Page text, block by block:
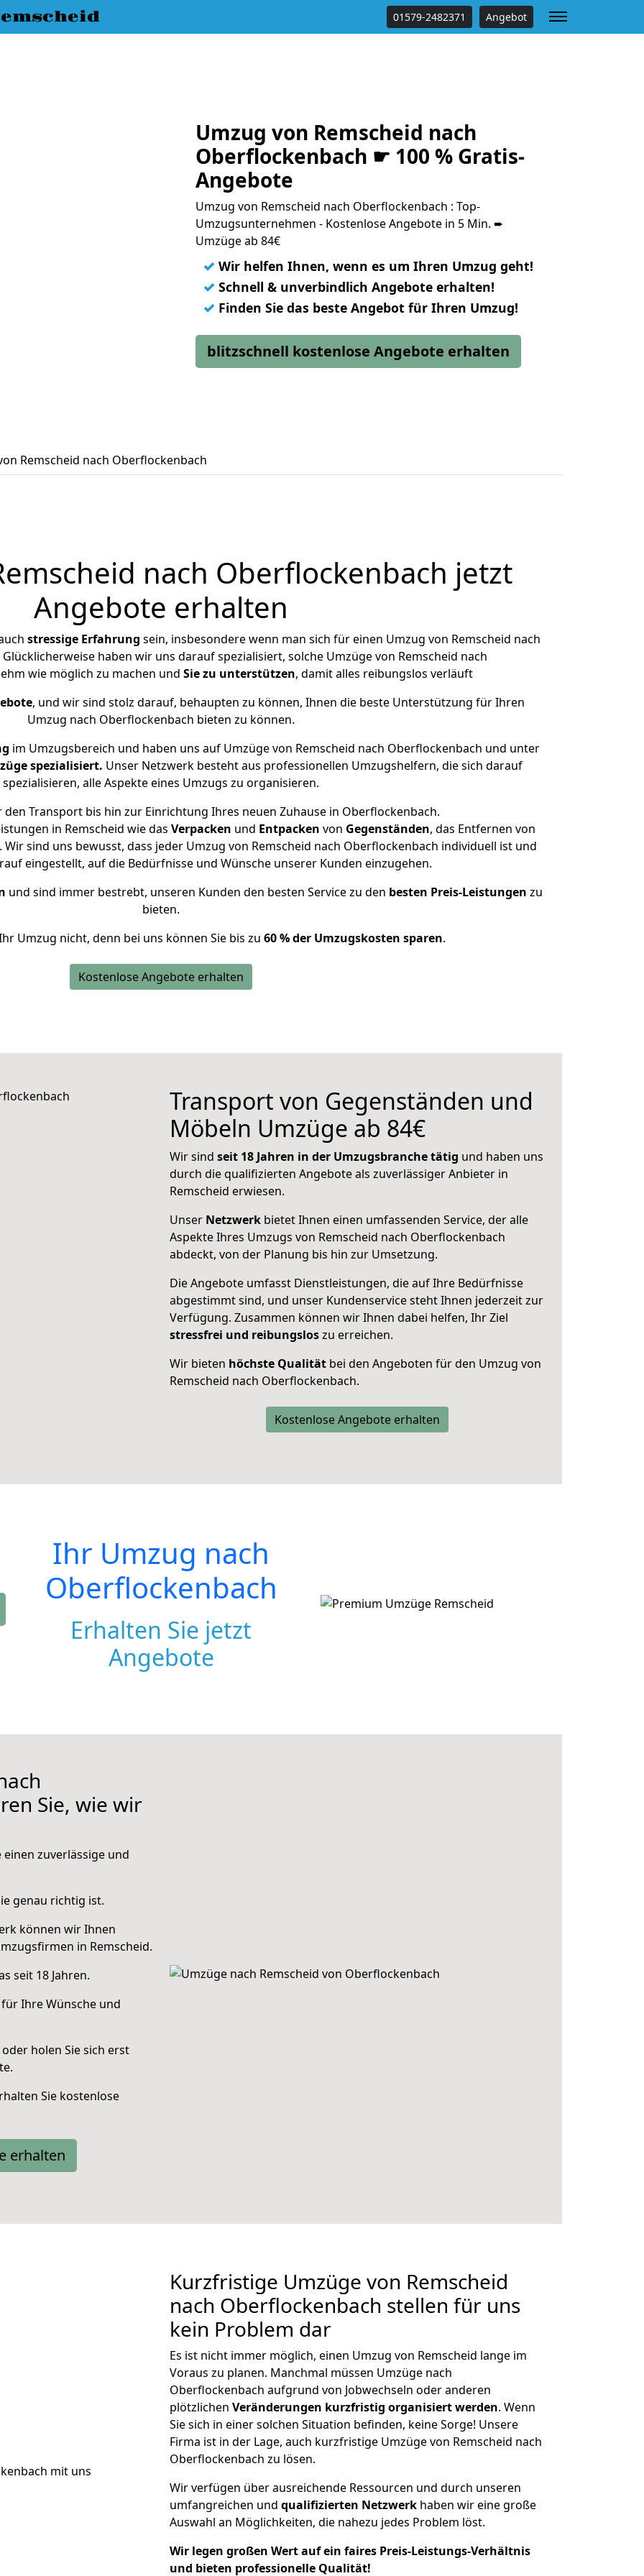
01579-2482371 Angebot
Umzug von Remscheid nach
Oberflockenbach ☛ 100 % Gratis-
Angebote
Umzug von Remscheid nach Oberflockenbach : Top-
Umzugsunternehmen - Kostenlose Angebote in 5 Min. ➨
Umzüge ab 84€
✓ Wir helfen Ihnen, wenn es um Ihren Umzug geht!
✓ Schnell & unverbindlich Angebote erhalten!
✓ Finden Sie das beste Angebot für Ihren Umzug!
blitzschnell kostenlose Angebote erhalten
Remscheid nach Oberflockenbach
nach Oberflockenbach jetzt
Angebote erhalten
stressige Erfahrung sein, insbesondere wenn man sich für einen Umzug von Remscheid nach
haben wir uns darauf spezialisiert, solche Umzüge von Remscheid nach
wie möglich zu machen und Sie zu unterstützen, damit alles reibungslos verläuft
, und wir sind stolz darauf, behaupten zu können, Ihnen die beste Unterstützung für Ihren
Umzug nach Oberflockenbach bieten zu können.
im Umzugsbereich und haben uns auf Umzüge von Remscheid nach Oberflockenbach und unter
spezialisiert. Unser Netzwerk besteht aus professionellen Umzugshelfern, die sich darauf
spezialisieren, alle Aspekte eines Umzugs zu organisieren.
Transport bis hin zur Einrichtung Ihres neuen Zuhause in Oberflockenbach.
in Remscheid wie das Verpacken und Entpacken von Gegenständen, das Entfernen von
sind uns bewusst, dass jeder Umzug von Remscheid nach Oberflockenbach individuell ist und
eingestellt, auf die Bedürfnisse und Wünsche unserer Kunden einzugehen.
und sind immer bestrebt, unseren Kunden den besten Service zu den besten Preis-Leistungen zu
bieten.
Umzug nicht, denn bei uns können Sie bis zu 60 % der Umzugskosten sparen.
Kostenlose Angebote erhalten
Transport von Gegenständen und
Möbeln Umzüge ab 84€
Wir sind seit 18 Jahren in der Umzugsbranche tätig und haben uns
durch die qualifizierten Angebote als zuverlässiger Anbieter in
Remscheid erwiesen.
Unser Netzwerk bietet Ihnen einen umfassenden Service, der alle
Aspekte Ihres Umzugs von Remscheid nach Oberflockenbach
abdeckt, von der Planung bis hin zur Umsetzung.
Die Angebote umfasst Dienstleistungen, die auf Ihre Bedürfnisse
abgestimmt sind, und unser Kundenservice steht Ihnen jederzeit zur
Verfügung. Zusammen können wir Ihnen dabei helfen, Ihr Ziel
stressfrei und reibungsloszu erreichen.
Wir bieten höchste Qualität bei den Angeboten für den Umzug von
Remscheid nach Oberflockenbach.
Kostenlose Angebote erhalten
Ihr Umzug nach
Oberflockenbach
Erhalten Sie jetzt
Angebote
Sie, wie wir
einen zuverlässige und
genau richtig ist.
können wir Ihnen
in Remscheid.
seit 18 Jahren.
Ihre Wünsche und
holen Sie sich erst
Sie kostenlose
erhalten
Kurzfristige Umzüge von Remscheid
nach Oberflockenbach stellen für uns
kein Problem dar
Es ist nicht immer möglich, einen Umzug von Remscheid lange im
Voraus zu planen. Manchmal müssen Umzüge nach
Oberflockenbach aufgrund von Jobwechseln oder anderen
plötzlichen Veränderungen kurzfristig organisiert werden. Wenn
Sie sich in einer solchen Situation befinden, keine Sorge! Unsere
Firma ist in der Lage, auch kurzfristige Umzüge von Remscheid nach
Oberflockenbach zu lösen.
Wir verfügen über ausreichende Ressourcen und durch unseren
umfangreichen und qualifizierten Netzwerk haben wir eine große
Auswahl an Möglichkeiten, die nahezu jedes Problem löst.
Wir legen großen Wert auf ein faires Preis-Leistungs-Verhältnis
und bieten professionelle Qualität!